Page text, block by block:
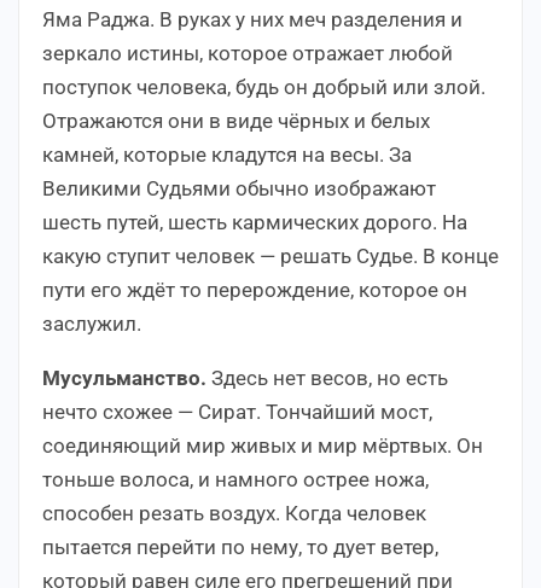
Яма Раджа. В руках у них меч разделения и
зеркало истины, которое отражает любой
поступок человека, будь он добрый или злой.
Отражаются они в виде чёрных и белых
камней, которые кладутся на весы. За
Великими Судьями обычно изображают
шесть путей, шесть кармических дорого. На
какую ступит человек — решать Судье. В конце
пути его ждёт то перерождение, которое он
заслужил.
Мусульманство. Здесь нет весов, но есть
нечто схожее — Сират. Тончайший мост,
соединяющий мир живых и мир мёртвых. Он
тоньше волоса, и намного острее ножа,
способен резать воздух. Когда человек
пытается перейти по нему, то дует ветер,
который равен силе его прегрешений при